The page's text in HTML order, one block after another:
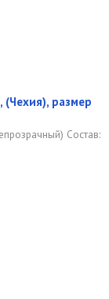
(Чехия), размер
Состав: